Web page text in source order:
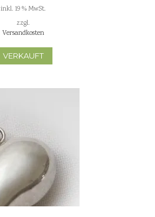
inkl. 19 % MwSt.
zzgl.
Versandkosten
VERKAUFT